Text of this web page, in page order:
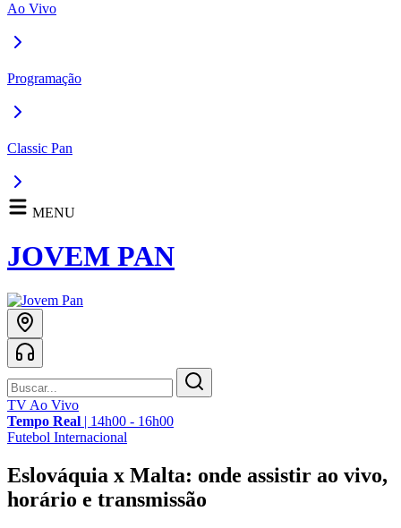
Ao Vivo
Programação
Classic Pan
MENU
JOVEM PAN
TV Ao Vivo
Tempo Real | 14h00 - 16h00
Futebol Internacional
Eslováquia x Malta: onde assistir ao vivo,
horário e transmissão